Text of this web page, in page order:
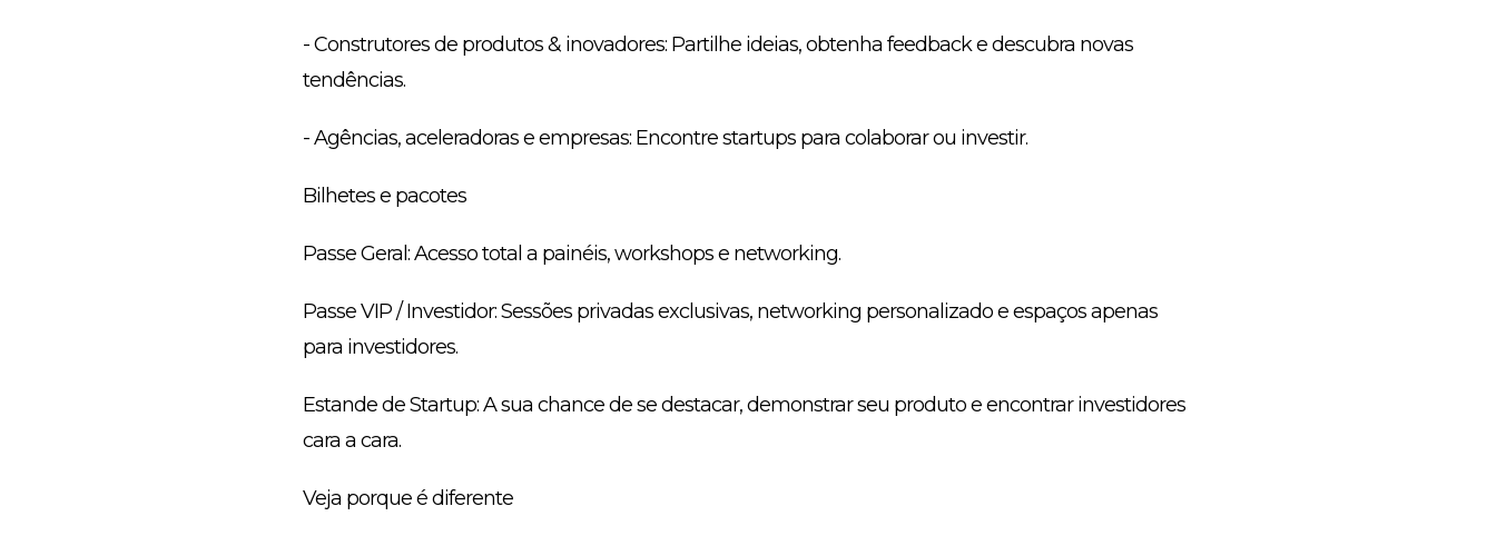
- Construtores de produtos & inovadores: Partilhe ideias, obtenha feedback e descubra novas
tendências.
- Agências, aceleradoras e empresas: Encontre startups para colaborar ou investir.
Bilhetes e pacotes
Passe Geral: Acesso total a painéis, workshops e networking.
Passe VIP / Investidor: Sessões privadas exclusivas, networking personalizado e espaços apenas
para investidores.
Estande de Startup: A sua chance de se destacar, demonstrar seu produto e encontrar investidores
cara a cara.
Veja porque é diferente